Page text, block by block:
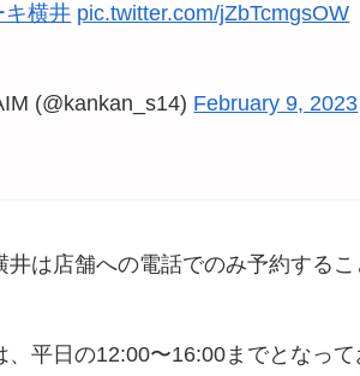
キ横井 pic.twitter.com/jZbTcmgsOW
(@kankan_s14) February 9, 2023
井は店舗への電話でのみ予約するこ
、平日の12:00〜16:00までとなっ